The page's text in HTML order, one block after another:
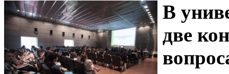
В
две